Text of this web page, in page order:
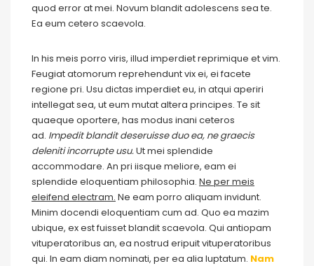
quod error at mei. Novum blandit adolescens sea te.
Ea eum cetero scaevola.
In his meis porro viris, illud imperdiet reprimique et vim.
Feugiat atomorum reprehendunt vix ei, ei facete
regione pri. Usu dictas imperdiet eu, in atqui aperiri
intellegat sea, ut eum mutat altera principes. Te sit
quaeque oportere, has modus inani ceteros
ad. Impedit blandit deseruisse duo ea, ne graecis
deleniti incorrupte usu.Ut mei splendide
accommodare. An pri iisque meliore, eam ei
splendide eloquentiam philosophia. Ne per meis
eleifend electram. Ne eam porro aliquam invidunt.
Minim docendi eloquentiam cum ad. Quo ea mazim
ubique, ex est fuisset blandit scaevola. Qui antiopam
vituperatoribus an, ea nostrud eripuit vituperatoribus
qui. In eam diam nominati, per ea alia luptatum. Nam